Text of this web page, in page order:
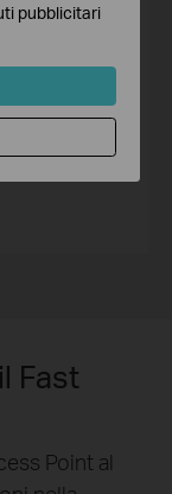
Fast
Point al
pubblicitari